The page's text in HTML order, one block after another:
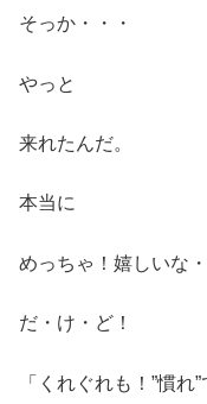
そっか・・・
やっと
来れたんだ。
本当に
めっちゃ！嬉しいな・
だ・け・ど！
「くれぐれも！”慣